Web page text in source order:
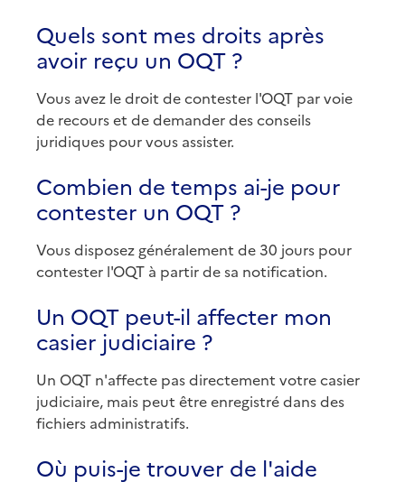
Quels sont mes droits après
avoir reçu un OQT ?
Vous avez le droit de contester l'OQT par voie
de recours et de demander des conseils
juridiques pour vous assister.
Combien de temps ai-je pour
contester un OQT ?
Vous disposez généralement de 30 jours pour
contester l'OQT à partir de sa notification.
Un OQT peut-il affecter mon
casier judiciaire ?
Un OQT n'affecte pas directement votre casier
judiciaire, mais peut être enregistré dans des
fichiers administratifs.
Où puis-je trouver de l'aide